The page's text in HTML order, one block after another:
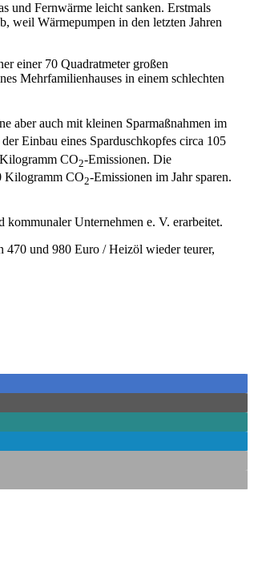
und Fernwärme leicht sanken. Erstmals
weil Wärmepumpen in den letzten Jahren
einer 70 Quadratmeter großen
Mehrfamilienhauses in einem schlechten
aber auch mit kleinen Sparmaßnahmen im
Einbau eines Sparduschkopfes circa 105
CO2-Emissionen. Die
Kilogramm CO2-Emissionen im Jahr sparen.
Unternehmen e. V. erarbeitet.
470 und 980 Euro / Heizöl wieder teurer,